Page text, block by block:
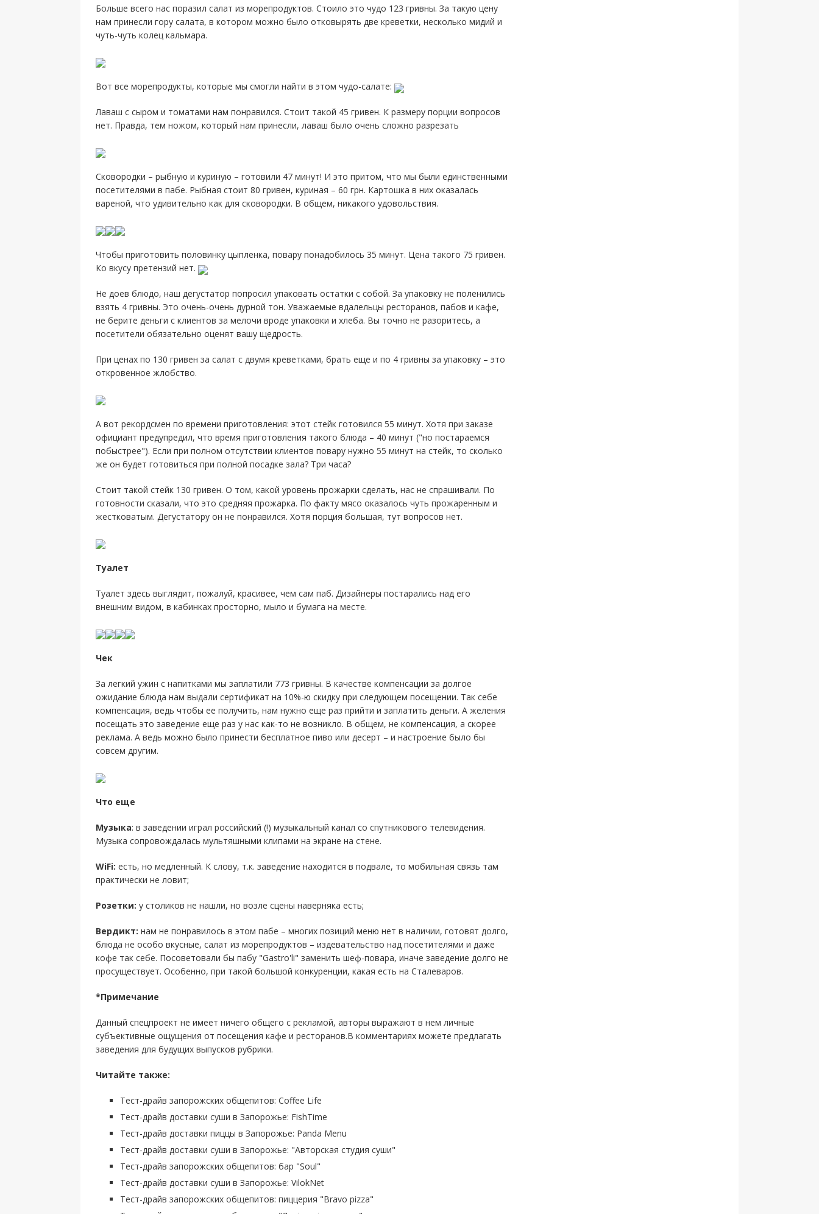
Больше всего нас поразил салат из морепродуктов. Стоило это чудо 123 гривны. За такую цену
нам принесли гору салата, в котором можно было отковырять две креветки, несколько мидий и
чуть-чуть колец кальмара.
Вот все морепродукты, которые мы смогли найти в этом чудо-салате:
Лаваш с сыром и томатами нам понравился. Стоит такой 45 гривен. К размеру порции вопросов
нет. Правда, тем ножом, который нам принесли, лаваш было очень сложно разрезать
Сковородки – рыбную и куриную – готовили 47 минут! И это притом, что мы были единственными
посетителями в пабе. Рыбная стоит 80 гривен, куриная – 60 грн. Картошка в них оказалась
вареной, что удивительно как для сковородки. В общем, никакого удовольствия.
Чтобы приготовить половинку цыпленка, повару понадобилось 35 минут. Цена такого 75 гривен.
Ко вкусу претензий нет.
Не доев блюдо, наш дегустатор попросил упаковать остатки с собой. За упаковку не поленились
взять 4 гривны. Это очень-очень дурной тон. Уважаемые вдалельцы ресторанов, пабов и кафе,
не берите деньги с клиентов за мелочи вроде упаковки и хлеба. Вы точно не разоритесь, а
посетители обязательно оценят вашу щедрость.
При ценах по 130 гривен за салат с двумя креветками, брать еще и по 4 гривны за упаковку – это
откровенное жлобство.
А вот рекордсмен по времени приготовления: этот стейк готовился 55 минут. Хотя при заказе
официант предупредил, что время приготовления такого блюда – 40 минут ("но постараемся
побыстрее"). Если при полном отсутствии клиентов повару нужно 55 минут на стейк, то сколько
же он будет готовиться при полной посадке зала? Три часа?
Стоит такой стейк 130 гривен. О том, какой уровень прожарки сделать, нас не спрашивали. По
готовности сказали, что это средняя прожарка. По факту мясо оказалось чуть прожаренным и
жестковатым. Дегустатору он не понравился. Хотя порция большая, тут вопросов нет.
Туалет
Туалет здесь выглядит, пожалуй, красивее, чем сам паб. Дизайнеры постарались над его
внешним видом, в кабинках просторно, мыло и бумага на месте.
Чек
За легкий ужин с напитками мы заплатили 773 гривны. В качестве компенсации за долгое
ожидание блюда нам выдали сертификат на 10%-ю скидку при следующем посещении. Так себе
компенсация, ведь чтобы ее получить, нам нужно еще раз прийти и заплатить деньги. А желения
посещать это заведение еще раз у нас как-то не возникло. В общем, не компенсация, а скорее
реклама. А ведь можно было принести бесплатное пиво или десерт – и настроение было бы
совсем другим.
Что еще
Музыка: в заведении играл российский (!) музыкальный канал со спутникового телевидения.
Музыка сопровождалась мультяшными клипами на экране на стене.
WiFi: есть, но медленный. К слову, т.к. заведение находится в подвале, то мобильная связь там
практически не ловит;
Розетки: у столиков не нашли, но возле сцены наверняка есть;
Вердикт: нам не понравилось в этом пабе – многих позиций меню нет в наличии, готовят долго,
блюда не особо вкусные, салат из морепродуктов – издевательство над посетителями и даже
кофе так себе. Посоветовали бы пабу "Gastro'li" заменить шеф-повара, иначе заведение долго не
просуществует. Особенно, при такой большой конкуренции, какая есть на Сталеваров.
*Примечание
Данный спецпроект не имеет ничего общего с рекламой, авторы выражают в нем личные
субъективные ощущения от посещения кафе и ресторанов.В комментариях можете предлагать
заведения для будущих выпусков рубрики.
Читайте также:
Тест-драйв запорожских общепитов: Coffee Life
Тест-драйв доставки суши в Запорожье: FishTime
Тест-драйв доставки пиццы в Запорожье: Panda Menu
Тест-драйв доставки суши в Запорожье: "Авторская студия суши"
Тест-драйв запорожских общепитов: бар "Soul"
Тест-драйв доставки суши в Запорожье: VilokNet
Тест-драйв запорожских общепитов: пиццерия "Bravo pizza"